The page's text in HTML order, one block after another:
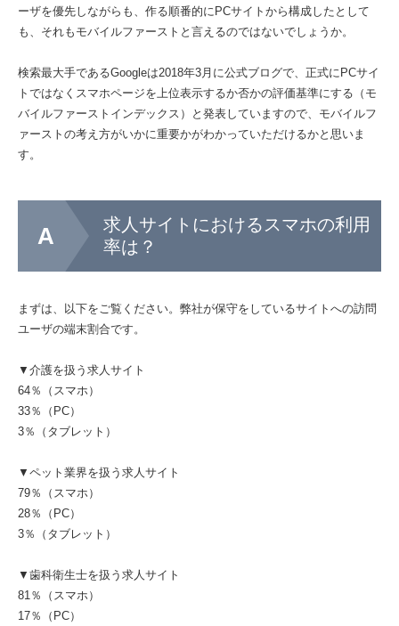
ーザを優先しながらも、作る順番的にPCサイトから構成したとして
も、それもモバイルファーストと言えるのではないでしょうか。
検索最大手であるGoogleは2018年3月に公式ブログで、正式にPCサイ
トではなくスマホページを上位表示するか否かの評価基準にする（モ
バイルファーストインデックス）と発表していますので、モバイルフ
ァーストの考え方がいかに重要かがわかっていただけるかと思いま
す。
求人サイトにおけるスマホの利用
率は？
まずは、以下をご覧ください。弊社が保守をしているサイトへの訪問
ユーザの端末割合です。
▼介護を扱う求人サイト
64％（スマホ）
33％（PC）
3％（タブレット）
▼ペット業界を扱う求人サイト
79％（スマホ）
28％（PC）
3％（タブレット）
▼歯科衛生士を扱う求人サイト
81％（スマホ）
17％（PC）